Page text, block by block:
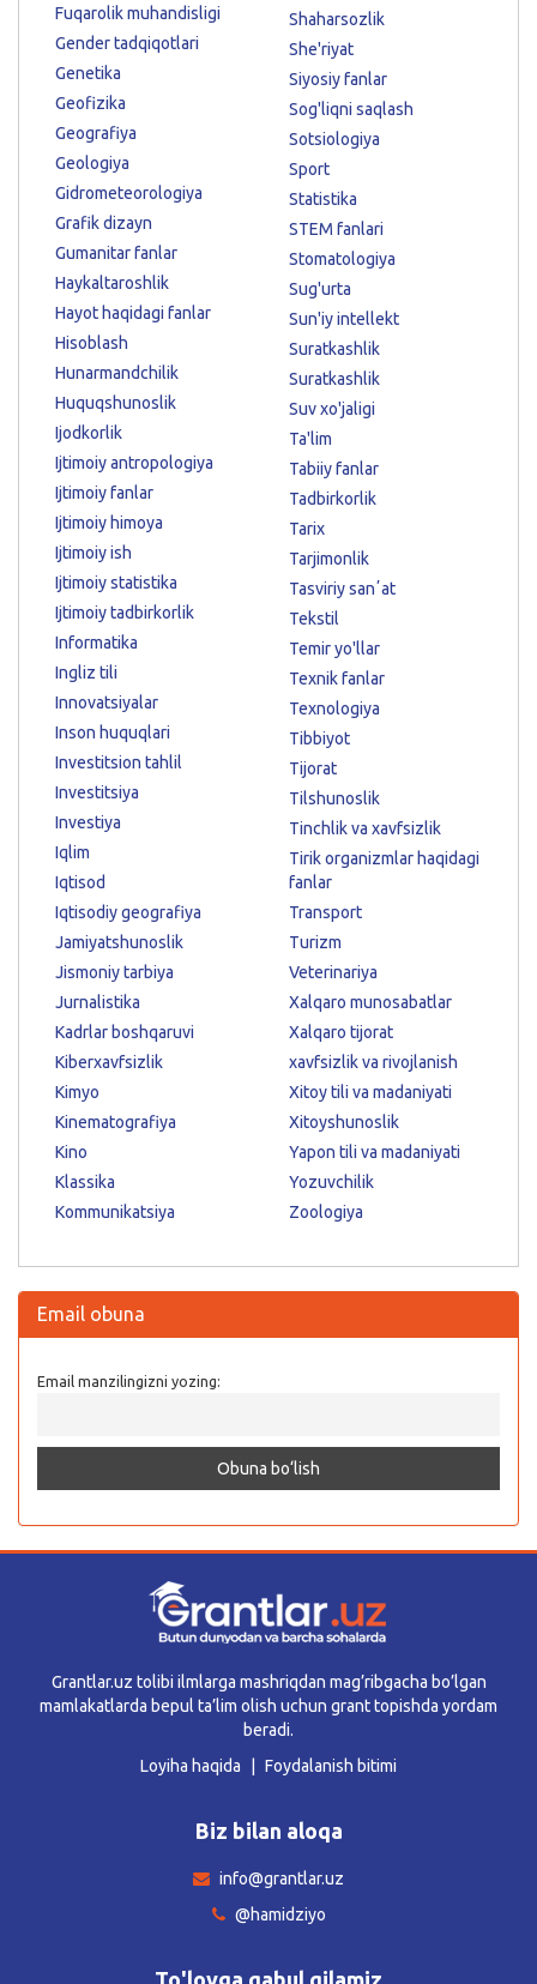
Fuqarolik muhandisligi
Gender tadqiqotlari
Genetika
Geofizika
Geografiya
Geologiya
Gidrometeorologiya
Grafik dizayn
Gumanitar fanlar
Haykaltaroshlik
Hayot haqidagi fanlar
Hisoblash
Hunarmandchilik
Huquqshunoslik
Ijodkorlik
Ijtimoiy antropologiya
Ijtimoiy fanlar
Ijtimoiy himoya
Ijtimoiy ish
Ijtimoiy statistika
Ijtimoiy tadbirkorlik
Informatika
Ingliz tili
Innovatsiyalar
Inson huquqlari
Investitsion tahlil
Investitsiya
Investiya
Iqlim
Iqtisod
Iqtisodiy geografiya
Jamiyatshunoslik
Jismoniy tarbiya
Jurnalistika
Kadrlar boshqaruvi
Kiberxavfsizlik
Kimyo
Kinematografiya
Kino
Klassika
Kommunikatsiya
Shaharsozlik
She'riyat
Siyosiy fanlar
Sog'liqni saqlash
Sotsiologiya
Sport
Statistika
STEM fanlari
Stomatologiya
Sug'urta
Sun'iy intellekt
Suratkashlik
Suratkashlik
Suv xo'jaligi
Ta'lim
Tabiiy fanlar
Tadbirkorlik
Tarix
Tarjimonlik
Tasviriy sanʼat
Tekstil
Temir yo'llar
Texnik fanlar
Texnologiya
Tibbiyot
Tijorat
Tilshunoslik
Tinchlik va xavfsizlik
Tirik organizmlar haqidagi
fanlar
Transport
Turizm
Veterinariya
Xalqaro munosabatlar
Xalqaro tijorat
xavfsizlik va rivojlanish
Xitoy tili va madaniyati
Xitoyshunoslik
Yapon tili va madaniyati
Yozuvchilik
Zoologiya
Email obuna
Email manzilingizni yozing:
Grantlar.uz tolibi ilmlarga mashriqdan mag’ribgacha bo’lgan
mamlakatlarda bepul ta’lim olish uchun grant topishda yordam
beradi.
Loyiha haqida
Foydalanish bitimi
Biz bilan aloqa
info@grantlar.uz
@hamidziyo
To'lovga qabul qilamiz